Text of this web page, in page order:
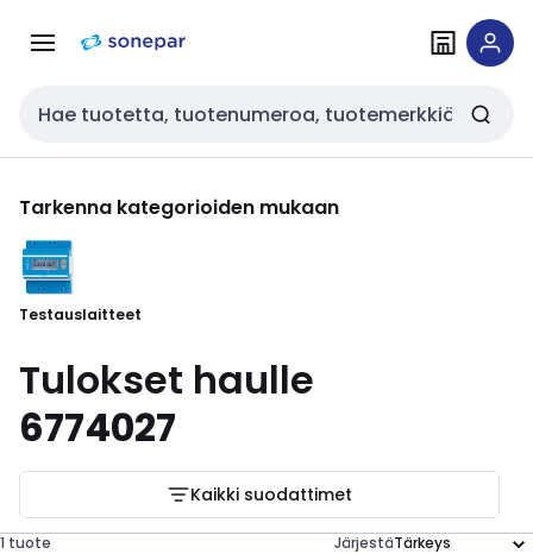
navigointiinsisältöön
Haku
Tarkenna kategorioiden mukaan
Testauslaitteet
Tulokset haulle
6774027
Kaikki suodattimet
1 tuote Järjestä